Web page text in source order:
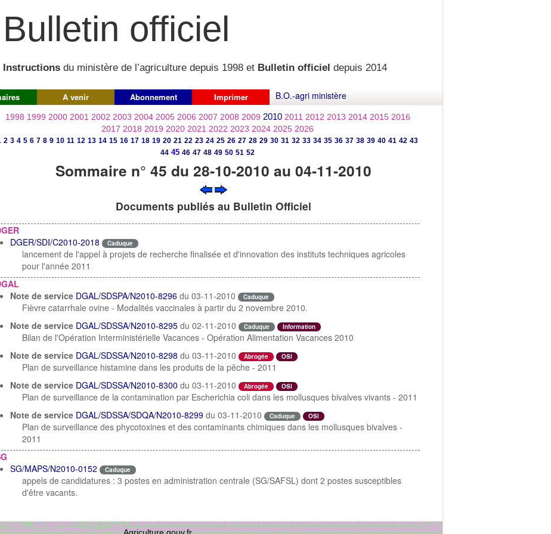
Bulletin officiel
Instructions du ministère de l’agriculture depuis 1998 et Bulletin officiel depuis 2014
A venir Abonnement Imprimer B.O.-agri ministère
1998 1999 2000 2001 2002 2003 2004 2005 2006 2007 2008 2009 2010 2011 2012 2013 2014 2015 2016
2017 2018 2019 2020 2021 2022 2023 2024 2025 2026
2 3 4 5 6 7 8 9 10 11 12 13 14 15 16 17 18 19 20 21 22 23 24 25 26 27 28 29 30 31 32 33 34 35 36 37 38 39 40 41 42 43
44 45 46 47 48 49 50 51 52
Sommaire n° 45 du 28-10-2010 au 04-11-2010
Documents publiés au Bulletin Officiel
DGER/SDI/C2010-2018
Caduque
lancement de l'appel à projets de recherche finalisée et d'innovation des instituts techniques agricoles
pour l'année 2011
Note de service DGAL/SDSPA/N2010-8296 du 03-11-2010 Caduque
Fièvre catarrhale ovine - Modalités vaccinales à partir du 2 novembre 2010.
Note de service DGAL/SDSSA/N2010-8295 du 02-11-2010 Caduque Information
Bilan de l'Opération Interministérielle Vacances - Opération Alimentation Vacances 2010
Note de service DGAL/SDSSA/N2010-8298 du 03-11-2010 Abrogée OSI
Plan de surveillance histamine dans les produits de la pêche - 2011
Note de service DGAL/SDSSA/N2010-8300 du 03-11-2010 Abrogée OSI
Plan de surveillance de la contamination par Escherichia coli dans les mollusques bivalves vivants - 2011
Note de service DGAL/SDSSA/SDQA/N2010-8299 du 03-11-2010 Caduque OSI
Plan de surveillance des phycotoxines et des contaminants chimiques dans les mollusques bivalves -
2011
SG/MAPS/N2010-0152
Caduque
appels de candidatures : 3 postes en administration centrale (SG/SAFSL) dont 2 postes susceptibles
d'être vacants.